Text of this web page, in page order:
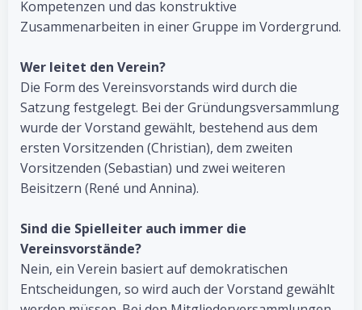
Kompetenzen und das konstruktive
Zusammenarbeiten in einer Gruppe im Vordergrund.
Wer leitet den Verein?
Die Form des Vereinsvorstands wird durch die
Satzung festgelegt. Bei der Gründungsversammlung
wurde der Vorstand gewählt, bestehend aus dem
ersten Vorsitzenden (Christian), dem zweiten
Vorsitzenden (Sebastian) und zwei weiteren
Beisitzern (René und Annina).
Sind die Spielleiter auch immer die
Vereinsvorstände?
Nein, ein Verein basiert auf demokratischen
Entscheidungen, so wird auch der Vorstand gewählt